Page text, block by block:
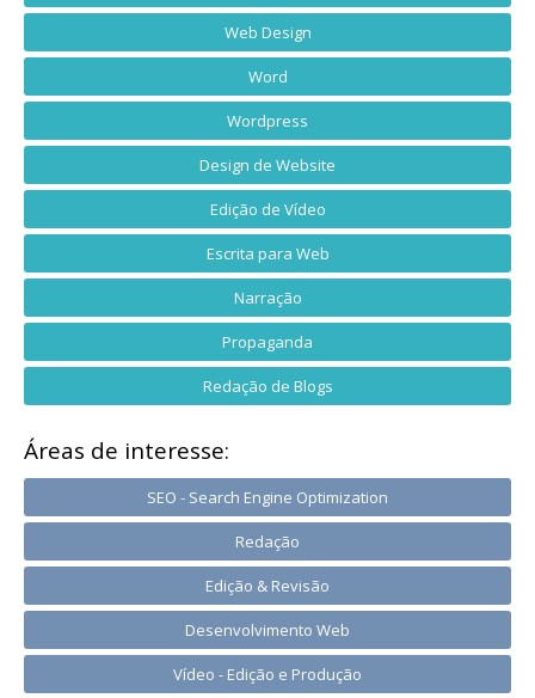
Web Design
Word
Wordpress
Design de Website
Edição de Vídeo
Escrita para Web
Narração
Propaganda
Redação de Blogs
Áreas de interesse:
SEO - Search Engine Optimization
Redação
Edição & Revisão
Desenvolvimento Web
Vídeo - Edição e Produção